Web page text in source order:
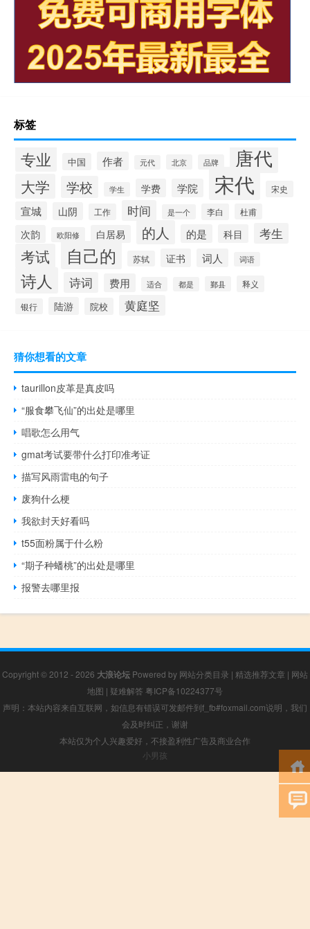
标签
专业 中国 作者 元代 北京 品牌 唐代
大学 学校 学生 学费 学院 宋代 宋史
宣城 山阴 工作 时间 是一个 李白 杜甫
次韵 欧阳修 白居易 的人 的是 科目 考生
考试 自己的 苏轼 证书 词人 词语
诗人 诗词 费用 适合 都是 鄞县 释义
银行 陆游 院校 黄庭坚
猜你想看的文章
taurillon皮革是真皮吗
“服食攀飞仙”的出处是哪里
唱歌怎么用气
gmat考试要带什么打印准考证
描写风雨雷电的句子
废狗什么梗
我欲封天好看吗
t55面粉属于什么粉
“期子种蟠桃”的出处是哪里
报警去哪里报
Copyright © 2012 - 2026 大浪论坛 Powered by 网站分类目录 | 精选推荐文章 | 网站
地图 | 疑难解答 粤ICP备10224377号
声明：本站内容来自互联网，如信息有错误可发邮件到f_fb#foxmail.com说明，我们
会及时纠正，谢谢
本站仅为个人兴趣爱好，不接盈利性广告及商业合作
小男孩